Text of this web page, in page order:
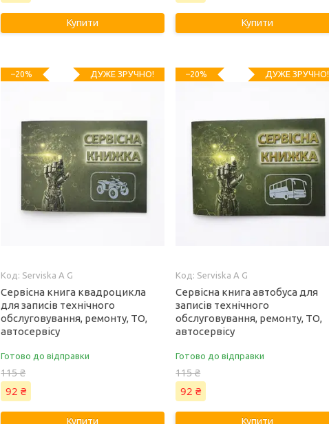
Купити Купити
–20% ДУЖЕ ЗРУЧНО!
Serviska A G
Сервісна книга квадроцикла
для записів технічного
обслуговування, ремонту, ТО,
автосервісу
Готово до відправки
115 ₴
92 ₴
Купити
–20% ДУЖЕ ЗРУЧНО!
Serviska A G
Сервісна книга автобуса для
записів технічного
обслуговування, ремонту, ТО,
автосервісу
Готово до відправки
115 ₴
92 ₴
Купити